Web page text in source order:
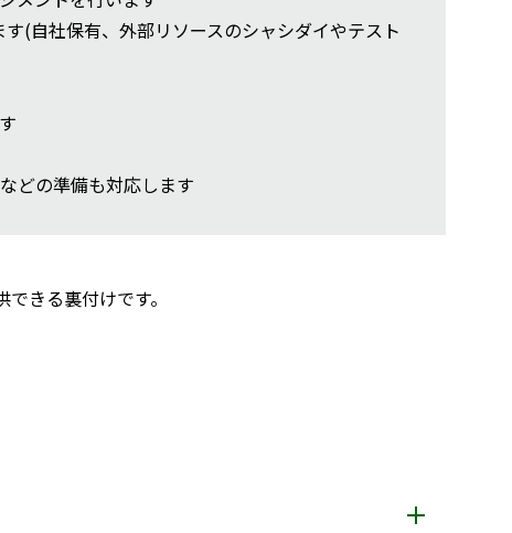
(自社保有、外部リソースのシャシダイやテスト
どの準備も対応します
きる裏付けです。